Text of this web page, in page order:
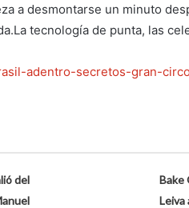
a desmontarse un minuto
tecnología de punta, las
adentro-secretos-gran-
del
Bake
Leiva